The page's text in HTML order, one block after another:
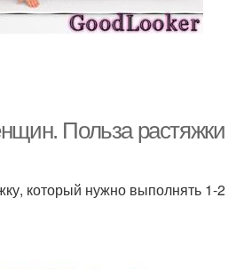
Польза
который нужно выполнять 1-